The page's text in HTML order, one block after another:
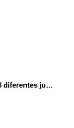
Programa con Scratch, 8 diferentes juegos para vivir la emoción de los partidos de España en el mundial 2026